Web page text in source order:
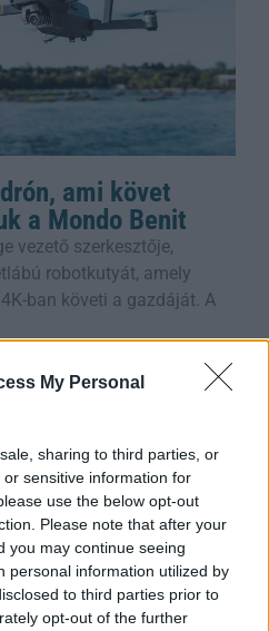
My Personal
sharing to third parties, or
sensitive information for
use the below opt-out
Please note that after your
you may continue seeing
personal information utilized by
to third parties prior to
opt-out of the further
ami követ
a Mondo Benit
vezető szerkesztője,
robotkutyát, amely
ban követi a gazdáját. A